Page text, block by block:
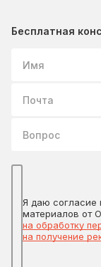
Бесплатная
Я даю согласие
материалов от
на обработку
на получение